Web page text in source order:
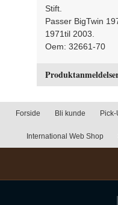
Stift.
Passer BigTwin
1971til 2003.
Oem: 32661-70
Forside Bli kunde
International Web Shop